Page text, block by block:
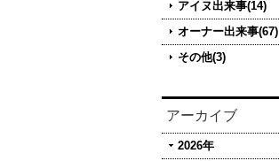
アイヌ出来事(14)
オーナー出来事(67)
その他(3)
アーカイブ
2026年